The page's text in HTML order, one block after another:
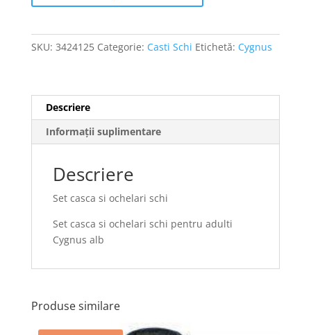
SKU: 3424125 Categorie: Casti Schi Etichetă: Cygnus
Descriere
Informații suplimentare
Descriere
Set casca si ochelari schi
Set casca si ochelari schi pentru adulti
Cygnus alb
Produse similare